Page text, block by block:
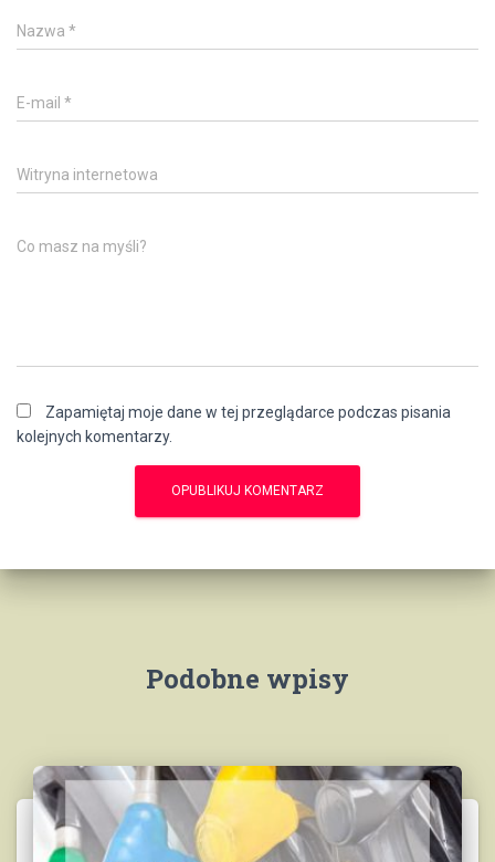
Nazwa *
E-mail *
Witryna internetowa
Co masz na myśli?
Zapamiętaj moje dane w tej przeglądarce podczas pisania
kolejnych komentarzy.
Podobne wpisy